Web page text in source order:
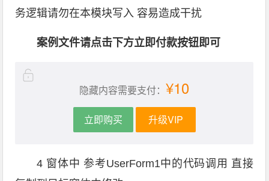
务逻辑请勿在本模块写入 容易造成干扰
案例文件请点击下方立即付款按钮即可
隐藏内容需要支付： ¥10
立即购买 升级VIP
4 窗体中 参考UserForm1中的代码调用 直接